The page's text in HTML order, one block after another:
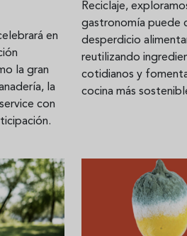
en
la gran
la
con
Reciclaje,
gastronomía puede
desperdicio
reutilizando
cotidianos y
cocina más